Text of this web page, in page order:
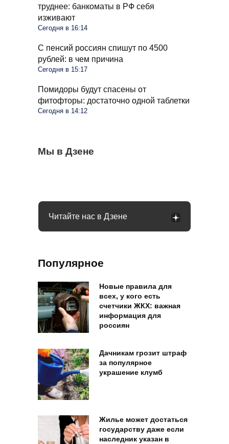
труднее: банкоматы в РФ себя
изживают
Сегодня в 16:14
С пенсий россиян спишут по 4500
рублей: в чем причина
Сегодня в 15:17
Помидоры будут спасены от
фитофторы: достаточно одной таблетки
Сегодня в 14:12
Мы в Дзене
Очередные новшества при снятии
налички с середины августа: чего ждать
Водителей России ждут большие
Россияне могут получить подарок к
Читайте нас в Дзене
Популярное
Новые правила для
всех, у кого есть
счетчики ЖКХ: важная
информация для
россиян
Дачникам грозит штраф
за популярное
украшение клумб
Жилье может достаться
государству даже если
наследник указан в